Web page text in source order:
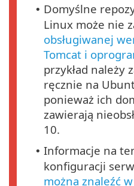
• Domyślne
Linux może nie
obsługiwanej
Tomcat i
przykład należy
ręcznie na
ponieważ ich
zawierają
10.
• Informacje na
konfiguracji
można znaleźć